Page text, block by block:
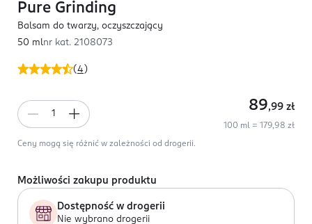
(4 )
Pure Grinding
Balsam do twarzy, oczyszczający
50 mlnr kat. 2108073
89,99 zł
100 ml = 179,98 zł
Ceny mogą się różnić w zależności od drogerii.
Możliwości zakupu produktu
Dostępność w drogerii
Nie wybrano drogerii